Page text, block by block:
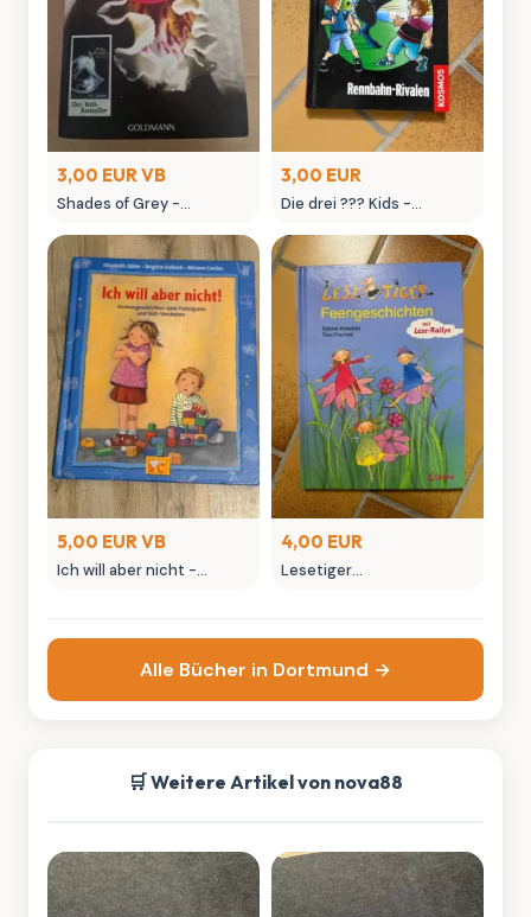
3,00 EUR VB
Shades of Grey -
von E L James
3,00 EUR
Die drei ??? Kids -
von Kosmos
5,00 EUR VB
Ich will aber nicht -
4,00 EUR
Lesetiger
Alle Bücher in Dortmund →
🛒 Weitere Artikel von nova88